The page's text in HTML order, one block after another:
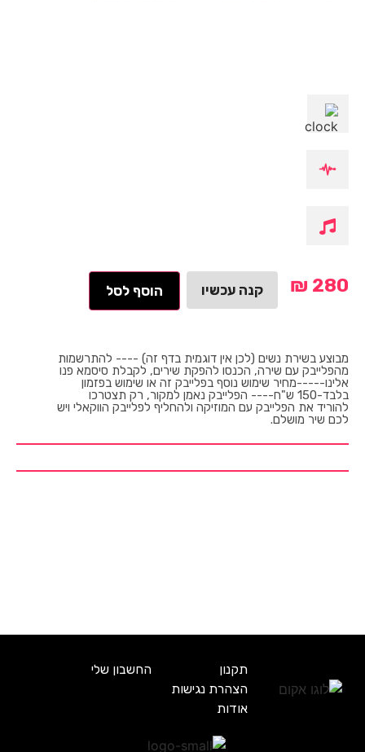
₪ 280 קנה עכשיו הוסף לסל
מבוצע בשירת נשים (לכן אין דוגמית בדף זה) ---- להתרשמות
מהפלייבק עם שירה, הכנסו להפקת שירים, לקבלת סיסמא פנו
אלינו-----מחיר שימוש נוסף בפלייבק זה או שימוש בפזמון
בלבד-150 ש"ח---- הפלייבק נאמן למקור, רק תצטרכו
להוריד את הפלייבק עם המוזיקה ולהחליף לפלייבק הווקאלי ויש
לכם שיר מושלם.
תקנון
החשבון שלי
הצהרת נגישות
אודות